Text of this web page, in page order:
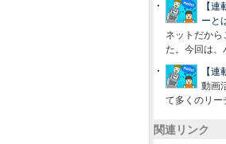
【
ーと
ネットだか
た。今回は、
【
動画
て多くのリー
関連リンク